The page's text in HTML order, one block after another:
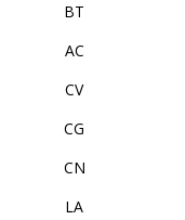
BT
AC
CV
CG
CN
LA